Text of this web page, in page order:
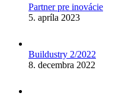
Partner pre inovácie
5. apríla 2023
Buildustry 2/2022
8. decembra 2022